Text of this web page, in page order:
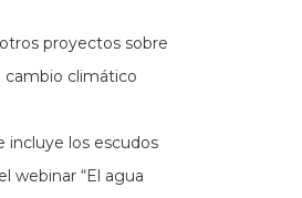
proyectos sobre
cambio climático
incluye los escudos
webinar “El agua